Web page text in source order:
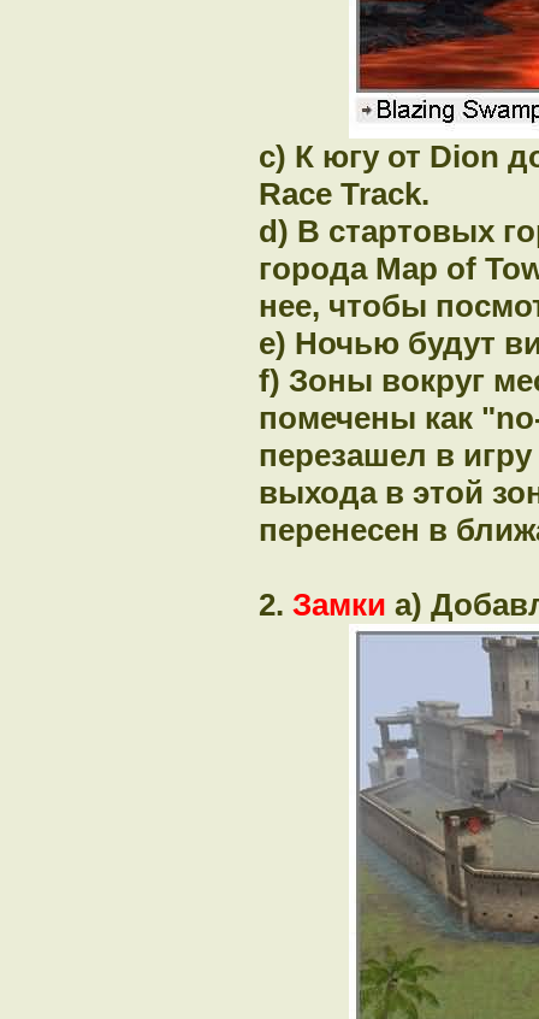
с) К югу от Dion
Race Track.
d) В стартовых
города Map of
нее, чтобы
e) Ночью будут
f) Зоны вокруг
помечены как
перезашел в
выхода в этой
перенесен в
2. Замки a)